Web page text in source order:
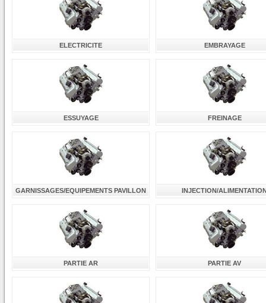
ELECTRICITE EMBRAYAGE
ESSUYAGE FREINAGE
GARNISSAGES/EQUIPEMENTS PAVILLON INJECTION/
PARTIE AR PARTIE AV